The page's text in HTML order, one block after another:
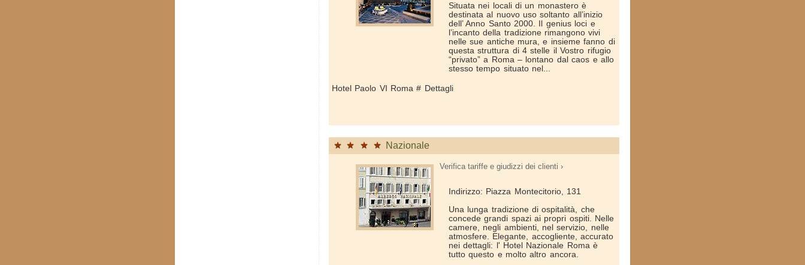
Situata nei locali di un monastero è
destinata al nuovo uso soltanto all’inizio
dell’ Anno Santo 2000. Il genius loci e
l’incanto della tradizione rimangono vivi
nelle sue antiche mura, e insieme fanno di
questa struttura di 4 stelle il Vostro rifugio
“privato” a Roma – lontano dal caos e allo
stesso tempo situato nel...
Hotel Paolo VI Roma # Dettagli
Nazionale
Verifica tariffe e giudizzi dei clienti ›
Indirizzo: Piazza Montecitorio, 131
Una lunga tradizione di ospitalità, che
concede grandi spazi ai propri ospiti. Nelle
camere, negli ambienti, nel servizio, nelle
atmosfere. Elegante, accogliente, accurato
nei dettagli: l' Hotel Nazionale Roma è
tutto questo e molto altro ancora.